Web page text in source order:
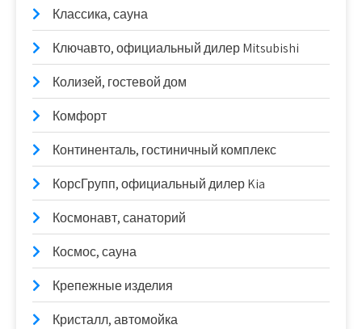
Классика, сауна
Ключавто, официальный дилер Mitsubishi
Колизей, гостевой дом
Комфорт
Континенталь, гостиничный комплекс
КорсГрупп, официальный дилер Kia
Космонавт, санаторий
Космос, сауна
Крепежные изделия
Кристалл, автомойка